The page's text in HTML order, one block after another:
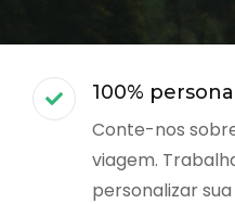
100%
Conte-nos
viagem.
personalizar